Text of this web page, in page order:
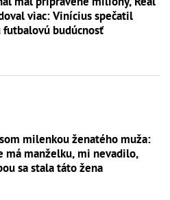
viac: Vinícius spečatil
futbalovú budúcnosť
milenkou ženatého muža:
má manželku, mi nevadilo,
sa stala táto žena